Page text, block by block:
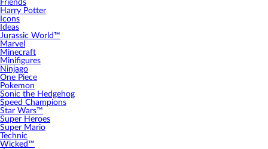
Friends
Harry Potter
Icons
Ideas
Jurassic World™
Marvel
Minecraft
Minifigures
Ninjago
One Piece
Pokemon
Sonic the Hedgehog
Speed Champions
Star Wars™
Super Heroes
Super Mario
Technic
Wicked™